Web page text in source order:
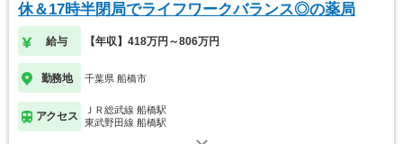
休＆17時半閉局でライフワークバランス◎の薬局
給与 【年収】418万円～806万円
勤務地 千葉県 船橋市
アクセス
ＪＲ総武線 船橋駅
東武野田線 船橋駅